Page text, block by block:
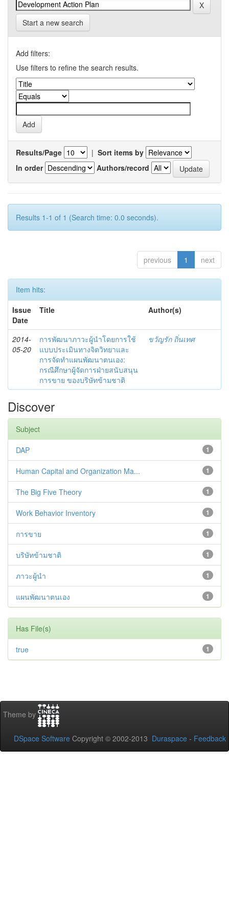
Start a new search
Add filters:
Use filters to refine the search results.
Results/Page | Sort items by
In order
Authors/record
Results 1-1 of 1 (Search time: 0.0 seconds).
previous 1 next
Item hits:
Issue
Date
Title Author(s)
2014-
05-20
การพัฒนาภาวะผู้นำโดยการใช้
แบบประเมินทางจิตวิทยาและ
การจัดทำแผนพัฒนาตนเอง:
กรณีศึกษาผู้จัดการฝ่ายสนับสนุน
การขาย ของบริษัทข้ามชาติ
ขวัญรัก ถิ่นเทศ
Discover
Subject
1
DAP
1
Human Capital and Organization Ma...
1
The Big Five Theory
1
Work Behavior Inventory
1
การขาย
1
บริษัทข้ามชาติ
1
ภาวะผู้นำ
1
แผนพัฒนาตนเอง
Has File(s)
1
true
Theme by
DSpace Software Copyright © 2002-2013 Duraspace - Feedback